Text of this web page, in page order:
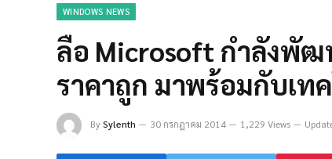
WINDOWS NEWS
ลือ Microsoft กำลังพัฒ
ราคาถูก มาพร้อมกับเท
BySylenth 30 กรกฎาคม 2014 1,229 Views